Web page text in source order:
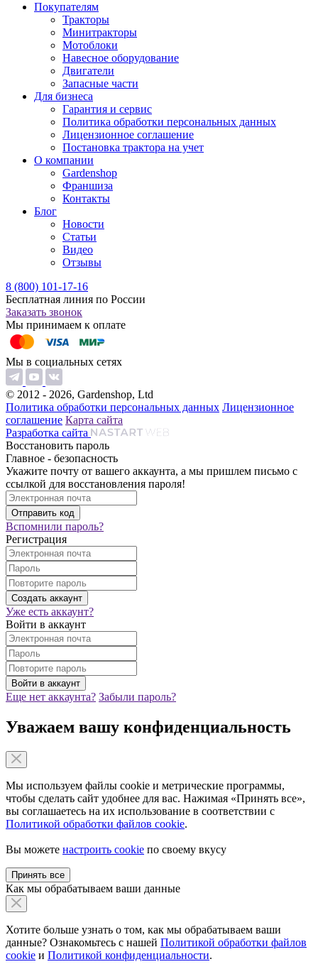
Покупателям
Тракторы
Минитракторы
Мотоблоки
Навесное оборудование
Двигатели
Запасные части
Для бизнеса
Гарантия и сервис
Политика обработки персональных данных
Лицензионное соглашение
Постановка трактора на учет
О компании
Gardenshop
Франшиза
Контакты
Блог
Новости
Статьи
Видео
Отзывы
8 (800) 101-17-16
Бесплатная линия по России
Заказать звонок
Мы принимаем к оплате
Мы в социальных сетях
© 2012 - 2026, Gardenshop, Ltd
Политика обработки персональных данных Лицензионное
соглашение Карта сайта
Разработка сайта
Восстановить пароль
Главное - безопасность
Укажите почту от вашего аккаунта, а мы пришлем письмо с
ссылкой для восстановления пароля!
Вспомнили пароль?
Регистрация
Уже есть аккаунт?
Войти в аккаунт
Еще нет аккаунта? Забыли пароль?
Уважаем вашу конфиденциальность
Мы используем файлы cookie и метрические программы,
чтобы сделать сайт удобнее для вас. Нажимая «Принять все»,
вы соглашаетесь на их использование в соответствии с
Политикой обработки файлов cookie.
Вы можете настроить cookie по своему вкусу
Принять все
Как мы обрабатываем ваши данные
Хотите больше узнать о том, как мы обрабатываем ваши
данные? Ознакомьтесь с нашей Политикой обработки файлов
cookie и Политикой конфиденциальности.